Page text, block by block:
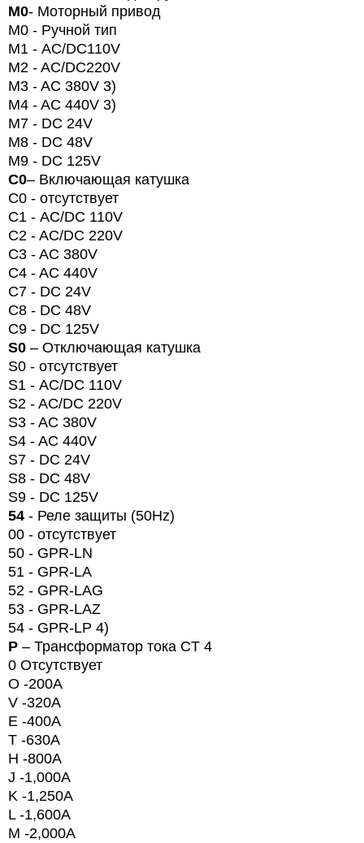
M0- Моторный привод
M0 - Ручной тип
M1 - AC/DC110V
M2 - AC/DC220V
M3 - AC 380V 3)
M4 - AC 440V 3)
M7 - DC 24V
M8 - DC 48V
M9 - DC 125V
C0– Включающая катушка
C0 - отсутствует
C1 - AC/DC 110V
C2 - AC/DC 220V
C3 - AC 380V
C4 - AC 440V
C7 - DC 24V
C8 - DC 48V
C9 - DC 125V
S0 – Отключающая катушка
S0 - отсутствует
S1 - AC/DC 110V
S2 - AC/DC 220V
S3 - AC 380V
S4 - AC 440V
S7 - DC 24V
S8 - DC 48V
S9 - DC 125V
54 - Реле защиты (50Hz)
00 - отсутствует
50 - GPR-LN
51 - GPR-LA
52 - GPR-LAG
53 - GPR-LAZ
54 - GPR-LP 4)
P – Трансформатор тока CT 4
0 Отсутствует
O -200A
V -320A
E -400A
T -630A
H -800A
J -1,000A
K -1,250A
L -1,600A
M -2,000A